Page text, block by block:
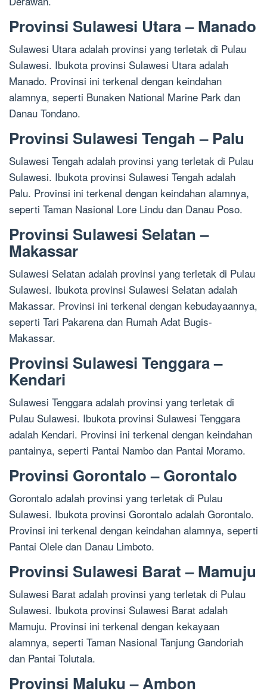
Provinsi Sulawesi Utara – Manado
Sulawesi Utara adalah provinsi yang terletak di Pulau
Sulawesi. Ibukota provinsi Sulawesi Utara adalah
Manado. Provinsi ini terkenal dengan keindahan
alamnya, seperti Bunaken National Marine Park dan
Danau Tondano.
Provinsi Sulawesi Tengah – Palu
Sulawesi Tengah adalah provinsi yang terletak di Pulau
Sulawesi. Ibukota provinsi Sulawesi Tengah adalah
Palu. Provinsi ini terkenal dengan keindahan alamnya,
seperti Taman Nasional Lore Lindu dan Danau Poso.
Provinsi Sulawesi Selatan –
Makassar
Sulawesi Selatan adalah provinsi yang terletak di Pulau
Sulawesi. Ibukota provinsi Sulawesi Selatan adalah
Makassar. Provinsi ini terkenal dengan kebudayaannya,
seperti Tari Pakarena dan Rumah Adat Bugis-
Makassar.
Provinsi Sulawesi Tenggara –
Kendari
Sulawesi Tenggara adalah provinsi yang terletak di
Pulau Sulawesi. Ibukota provinsi Sulawesi Tenggara
adalah Kendari. Provinsi ini terkenal dengan keindahan
pantainya, seperti Pantai Nambo dan Pantai Moramo.
Provinsi Gorontalo – Gorontalo
Gorontalo adalah provinsi yang terletak di Pulau
Sulawesi. Ibukota provinsi Gorontalo adalah Gorontalo.
Provinsi ini terkenal dengan keindahan alamnya, seperti
Pantai Olele dan Danau Limboto.
Provinsi Sulawesi Barat – Mamuju
Sulawesi Barat adalah provinsi yang terletak di Pulau
Sulawesi. Ibukota provinsi Sulawesi Barat adalah
Mamuju. Provinsi ini terkenal dengan kekayaan
alamnya, seperti Taman Nasional Tanjung Gandoriah
dan Pantai Tolutala.
Provinsi Maluku – Ambon